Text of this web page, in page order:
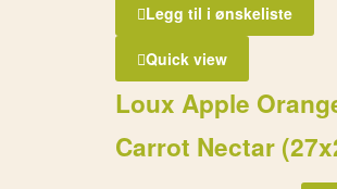
Legg til i ønskeliste
Quick view
Loux Apple
Carrot Nectar